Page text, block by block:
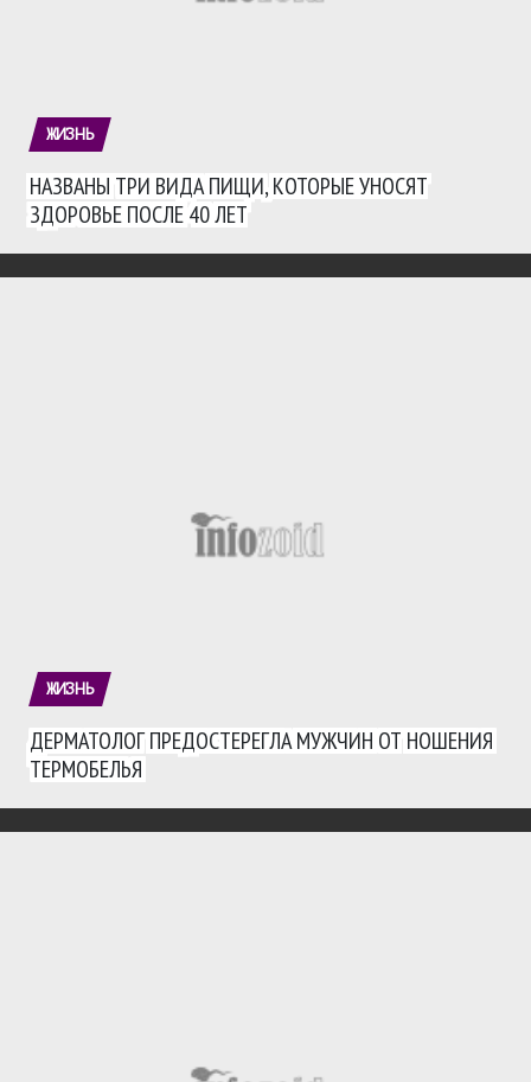
ЖИЗНЬ
НАЗВАНЫ ТРИ ВИДА ПИЩИ, КОТОРЫЕ УНОСЯТ
ЗДОРОВЬЕ ПОСЛЕ 40 ЛЕТ
ЖИЗНЬ
ДЕРМАТОЛОГ ПРЕДОСТЕРЕГЛА МУЖЧИН ОТ НОШЕНИЯ
ТЕРМОБЕЛЬЯ